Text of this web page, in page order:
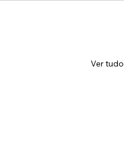
Ver tudo